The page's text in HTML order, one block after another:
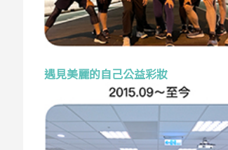
遇見美麗的自己公益彩妝